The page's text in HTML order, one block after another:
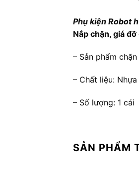
Phụ kiện Robot
Nắp chặn, giá
– Sản phẩm
– Chất liệu:
– Số lượng: 1 cái
SẢN PHẨM